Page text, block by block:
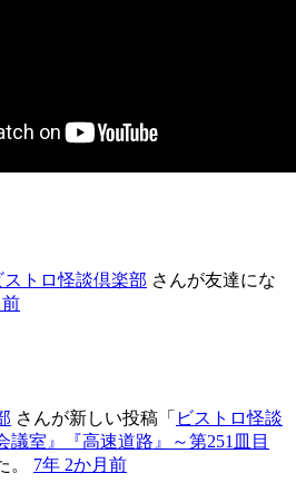
ストロ怪談倶楽部 さんが友達にな
さんが新しい投稿「 ビストロ怪談
議室』『高速道路』～第251皿目
。 7年 2か月前